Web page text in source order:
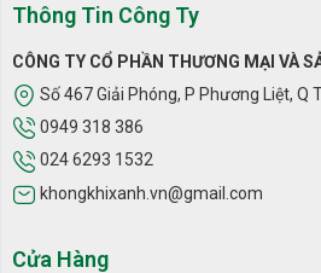
Thông Tin Công Ty
CÔNG TY CỔ PHẦN THƯƠNG MẠI VÀ
Số 467 Giải Phóng, P Phương Liệt, Q
0949 318 386
024 6293 1532
khongkhixanh.vn@gmail.com
Cửa Hàng